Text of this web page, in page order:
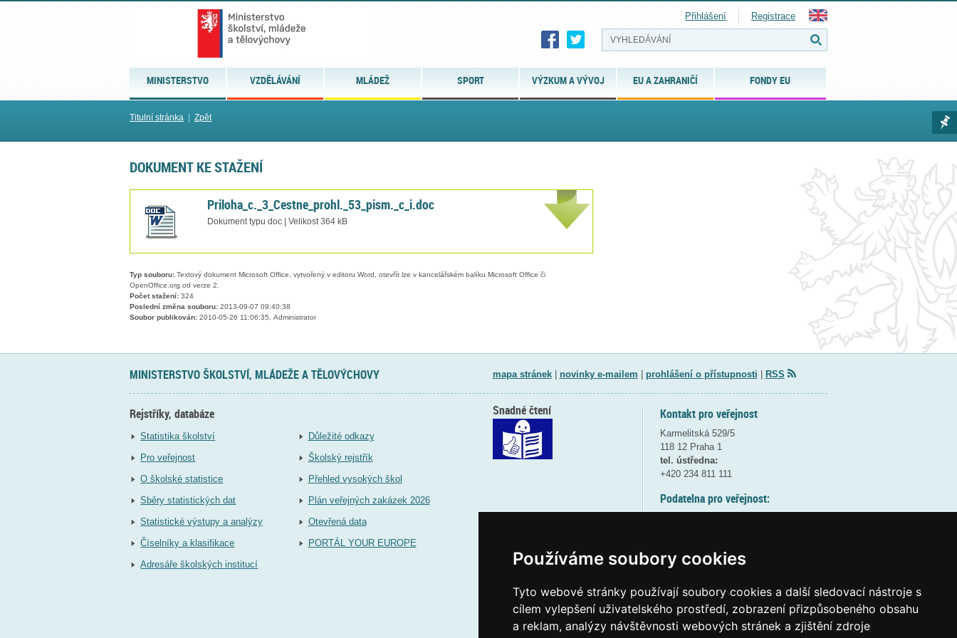
Používáme soubory cookies
Tyto webové stránky používají soubory cookies a další sledovací nástroje s
cílem vylepšení uživatelského prostředí, zobrazení přizpůsobeného obsahu
a reklam, analýzy návštěvnosti webových stránek a zjištění zdroje
MINISTERSTVO VZDĚLÁVÁNÍ MLÁDEŽ SPORT VÝZKUM A VÝVOJ EU A ZAHRANIČÍ FONDY EU
Přihlášení Registrace
Titulní stránka Zpět
DOKUMENT KE STAŽENÍ
Priloha_c._3_Cestne_prohl._53_pism._c_i.doc
Dokument typu doc | Velikost 364 kB
Typ souboru: Textový dokument Microsoft Office, vytvořený v editoru Word, otevřít lze v kancelářském balíku Microsoft Office či
OpenOffice.org od verze 2.
Počet stažení: 324
Poslední změna souboru: 2013-09-07 09:40:38
Soubor publikován: 2010-05-26 11:06:35, Administrator
MINISTERSTVO ŠKOLSTVÍ, MLÁDEŽE A TĚLOVÝCHOVY mapa stránek| novinky e-mailem prohlášení o přístupnosti RSS
Rejstříky, databáze
Statistika školství
Pro veřejnost
O školské statistice
Sběry statistických dat
Statistické výstupy a analýzy
Číselníky a klasifikace
Adresáře školských institucí
Důležité odkazy
Školský rejstřík
Přehled vysokých škol
Plán veřejných zakázek 2026
Otevřená data
PORTÁL YOUR EUROPE
Kontakt pro veřejnost
Karmelitská 529/5
118 12 Praha 1
tel. ústředna:
+420 234 811 111
Podatelna pro veřejnost:
(více informací
Elektronická podatelna:
posta@msmtgov cz
Snadné čtení